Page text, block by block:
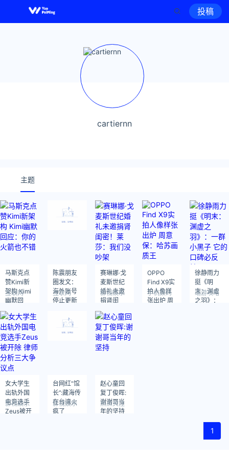
投稿
cartiernn
主题
马斯克点
赞Kimi新
架构 Kimi
幽默回
应：你的
火箭也不
错
互联网
陈震朋友
圈发文：
海外账号
停止更新
对外表达
互联网
赛琳娜·戈
麦斯世纪
婚礼未邀
捐肾闺
密！莱
莎：我们
没吵架
影视娱乐
OPPO
Find X9实
拍人像样
张出炉 周
手机数码
徐静雨力
挺《明
末：渊虚
之羽》：
端游攻略
女大学生
出轨外国
电竞选手
Zeus被开
影视娱乐
台网红“馆
长”:藏海传
在台湾火
疯了
影视娱乐
赵心童回
复丁俊晖:
谢谢哥当
年的坚持
热点关注
1